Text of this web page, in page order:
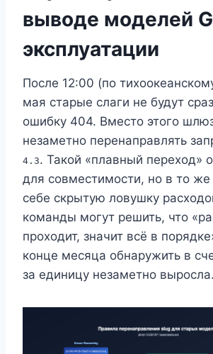
выводе моделей
эксплуатации
После 12:00 (по
мая старые слаги не будут
ошибку 404. Вместо этого
незаметно перенаправлять
4.3. Такой «плавный переход»
для совместимости, но в то же
себе скрытую ловушку
команды могут решить, что
проходит, значит всё в
конце месяца обнаружить в
за единицу незаметно выросла.